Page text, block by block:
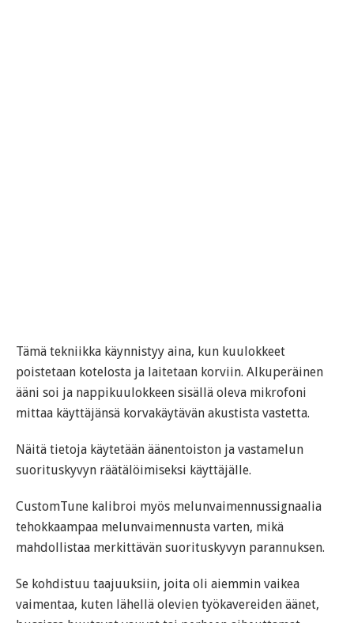
Tämä tekniikka käynnistyy aina, kun kuulokkeet
poistetaan kotelosta ja laitetaan korviin. Alkuperäinen
ääni soi ja nappikuulokkeen sisällä oleva mikrofoni
mittaa käyttäjänsä korvakäytävän akustista vastetta.
Näitä tietoja käytetään äänentoiston ja vastamelun
suorituskyvyn räätälöimiseksi käyttäjälle.
CustomTune kalibroi myös melunvaimennussignaalia
tehokkaampaa melunvaimennusta varten, mikä
mahdollistaa merkittävän suorituskyvyn parannuksen.
Se kohdistuu taajuuksiin, joita oli aiemmin vaikea
vaimentaa, kuten lähellä olevien työkavereiden äänet,